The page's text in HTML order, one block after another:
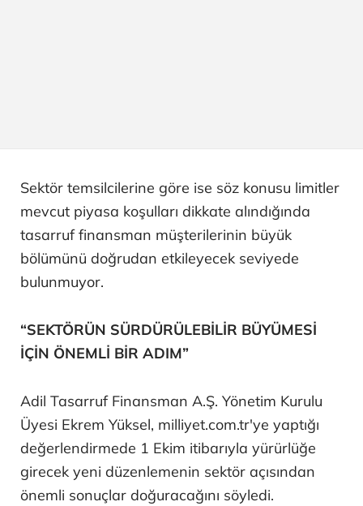
Sektör temsilcilerine göre ise söz konusu limitler
mevcut piyasa koşulları dikkate alındığında
tasarruf finansman müşterilerinin büyük
bölümünü doğrudan etkileyecek seviyede
bulunmuyor.
“SEKTÖRÜN SÜRDÜRÜLEBİLİR BÜYÜMESİ
İÇİN ÖNEMLİ BİR ADIM”
Adil Tasarruf Finansman A.Ş. Yönetim Kurulu
Üyesi Ekrem Yüksel, milliyet.com.tr'ye yaptığı
değerlendirmede 1 Ekim itibarıyla yürürlüğe
girecek yeni düzenlemenin sektör açısından
önemli sonuçlar doğuracağını söyledi.